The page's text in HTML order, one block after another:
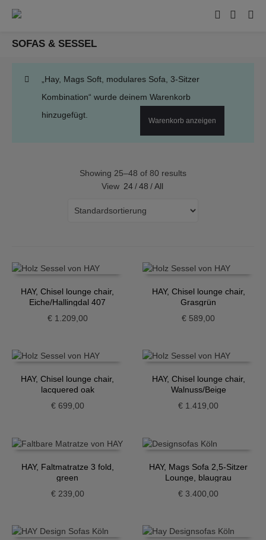
SOFAS & SESSEL
„Hay, Mags Soft, modulares Sofa, 3-Sitzer
Kombination“ wurde deinem Warenkorb
hinzugefügt.
Warenkorb anzeigen
Showing 25–48 of 80 results
View 24 / 48 / All
HAY, Chisel lounge chair,
Eiche/Hallingdal 407
€1.209,00
HAY, Chisel lounge chair,
Grasgrün
€ 589,00
HAY, Chisel lounge chair,
lacquered oak
€699,00
HAY, Chisel lounge chair,
Walnuss/Beige
€ 1.419,00
HAY, Faltmatratze 3 fold,
green
€239,00
HAY, Mags Sofa 2,5-Sitzer
Lounge, blaugrau
€ 3.400,00